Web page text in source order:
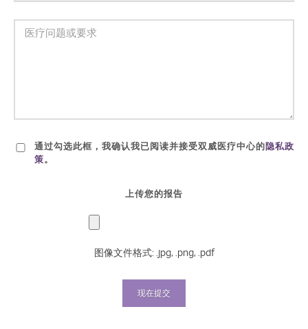
通过勾选此框，我确认我已阅读并接受双威医疗中心的 隐私政
策。
上传您的报告
图像文件格式: .jpg, .png, .pdf